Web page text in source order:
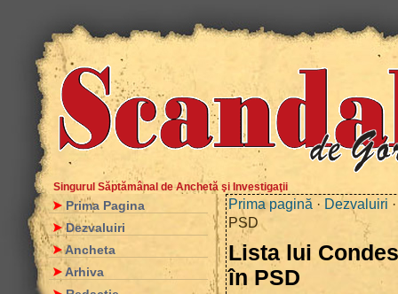
Singurul Săptămânal de Anchetă şi Investigaţii
Prima Pagina
Dezvaluiri
Ancheta
Arhiva
Prima pagină · Dezvaluiri
PSD
Lista lui
în PSD